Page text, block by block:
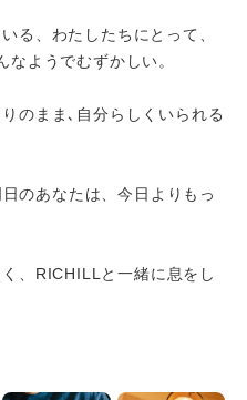
る、わたしたちにとって、
なようでむずかしい。
のまま､自分らしくいられる
のあなたは、今日よりもっ
、RICHILLと一緒に息をし